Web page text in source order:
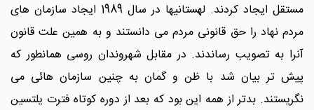
مستقل ایجاد کردند. لهستانیها در سال 1989 ایجاد سازمان های
مردم نهاد را حق قانونی مردم می دانستند و به همین علت قانون
آنرا به تصویب رساندند. در مقابل شهروندان روسی همانطور که
پیش تر بیان شد با ظن و گمان به چنین سازمان هائی می
نگریستند. بدتر از همه این بود که بعد از دوره کوتاه فترت یلتسین